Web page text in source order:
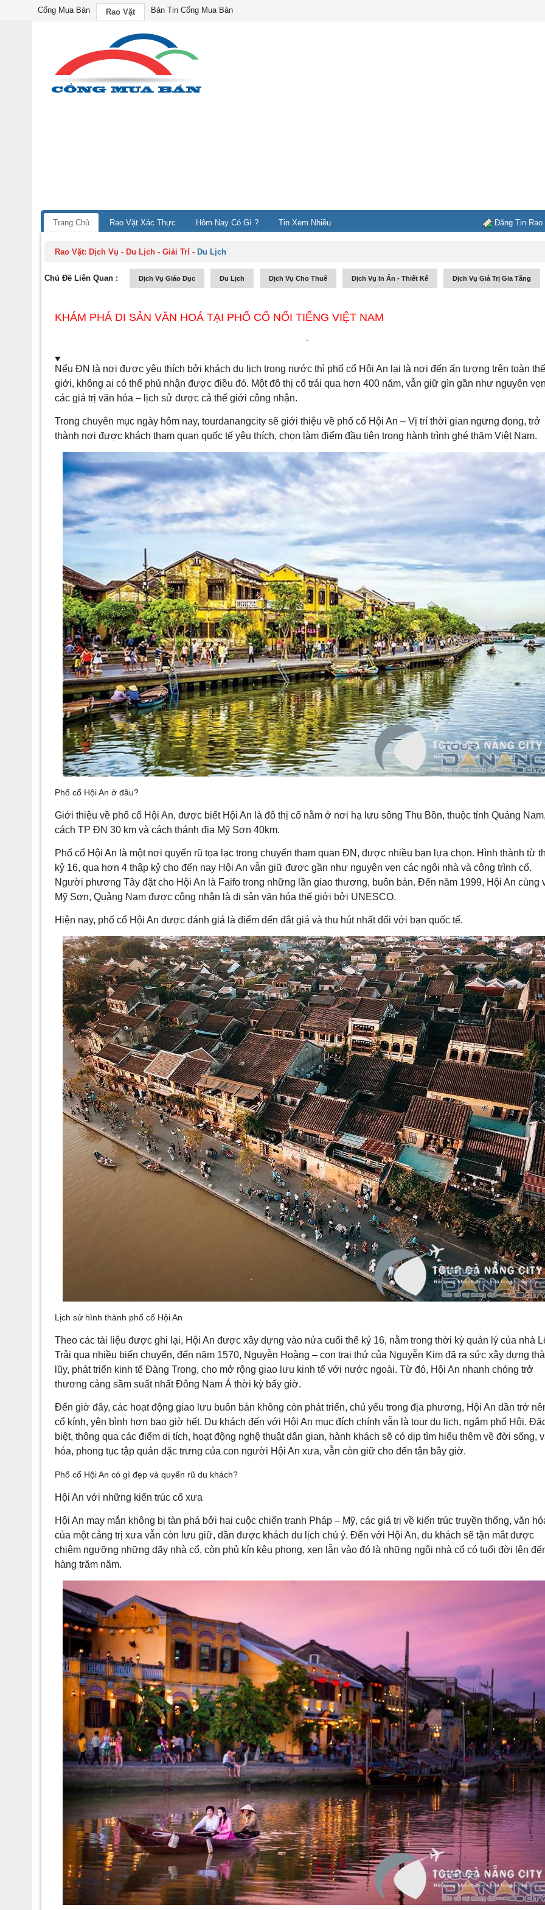
Cổng Mua Bán Rao Vặt Bản Tin Cổng Mua Bán
Trang Chủ Rao Vặt Xác Thực Hôm Nay Có Gì ? Tin Xem Nhiều Đăng Tin Rao
Rao Vặt: Dịch Vụ - Du Lịch - Giải Trí - Du Lịch
Chủ Đề Liên Quan : Dịch Vụ Giáo Dục Du Lịch Dịch Vụ Cho Thuê Dịch Vụ In Ấn - Thiết Kế Dịch Vụ Giá Trị Gia Tăng
KHÁM PHÁ DI SẢN VĂN HOÁ TẠI PHỐ CỔ NỔI TIẾNG VIỆT NAM
-
Nếu ĐN là nơi được yêu thích bởi khách du lịch trong nước thì phố cổ Hội An lại là nơi đến ấn tượng trên toàn
giới, không ai có thể phủ nhận được điều đó. Một đô thị cổ trải qua hơn 400 năm, vẫn giữ gìn gần như nguyên
các giá trị văn hóa – lịch sử được cả thế giới công nhận.
Trong chuyên mục ngày hôm nay, tourdanangcity sẽ giới thiệu về phố cổ Hội An – Vị trí thời gian ngưng đọng, trở
thành nơi được khách tham quan quốc tế yêu thích, chọn làm điểm đầu tiên trong hành trình ghé thăm Việt Nam.
Phố cổ Hội An ở đâu?
Giới thiệu về phố cổ Hội An, được biết Hội An là đô thị cổ nằm ở nơi hạ lưu sông Thu Bồn, thuộc tỉnh Quảng
cách TP ĐN 30 km và cách thánh địa Mỹ Sơn 40km.
Phố cổ Hội An là một nơi quyến rũ tọa lạc trong chuyến tham quan ĐN, được nhiều bạn lựa chọn. Hình thành từ
kỷ 16, qua hơn 4 thập kỷ cho đến nay Hội An vẫn giữ được gần như nguyên vẹn các ngôi nhà và công trình cổ.
Người phương Tây đặt cho Hội An là Faifo trong những lần giao thương, buôn bán. Đến năm 1999, Hội An cùng
Mỹ Sơn, Quảng Nam được công nhận là di sản văn hóa thế giới bởi UNESCO.
Hiện nay, phố cổ Hội An được đánh giá là điểm đến đắt giá và thu hút nhất đối với bạn quốc tế.
Lịch sử hình thành phố cổ Hội An
Theo các tài liệu được ghi lại, Hội An được xây dựng vào nửa cuối thế kỷ 16, nằm trong thời kỳ quản lý của nhà
Trải qua nhiều biến chuyển, đến năm 1570, Nguyễn Hoàng – con trai thứ của Nguyễn Kim đã ra sức xây dựng
lũy, phát triển kinh tế Đàng Trong, cho mở rộng giao lưu kinh tế với nước ngoài. Từ đó, Hội An nhanh chóng trở
thương cảng sầm suất nhất Đông Nam Á thời kỳ bấy giờ.
Đến giờ đây, các hoạt động giao lưu buôn bán không còn phát triển, chủ yếu trong địa phương, Hội An dần trở
cổ kính, yên bình hơn bao giờ hết. Du khách đến với Hội An mục đích chính vẫn là tour du lịch, ngắm phố Hội.
biệt, thông qua các điểm di tích, hoạt động nghệ thuật dân gian, hành khách sẽ có dịp tìm hiểu thêm về đời sống,
hóa, phong tục tập quán đặc trưng của con người Hội An xưa, vẫn còn giữ cho đến tận bây giờ.
Phố cổ Hội An có gì đẹp và quyến rũ du khách?
Hội An với những kiến trúc cổ xưa
Hội An may mắn không bị tàn phá bởi hai cuộc chiến tranh Pháp – Mỹ, các giá trị về kiến trúc truyền thống, văn
của một cảng trị xưa vẫn còn lưu giữ, dần được khách du lịch chú ý. Đến với Hội An, du khách sẽ tận mắt được
chiêm ngưỡng những dãy nhà cổ, còn phủ kín kêu phong, xen lẫn vào đó là những ngôi nhà cổ có tuổi đời lên
hàng trăm năm.